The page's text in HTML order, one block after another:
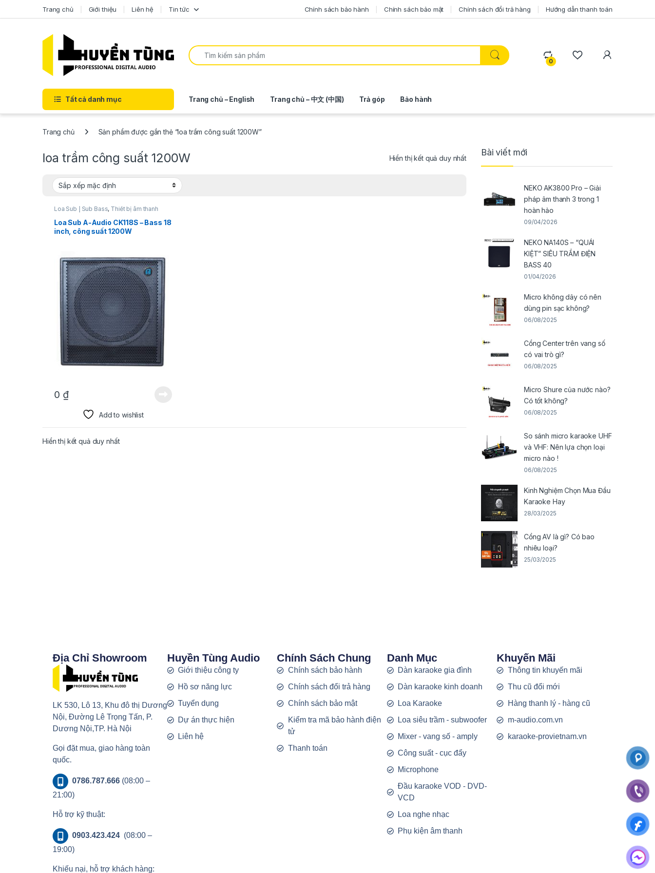
Trang chủ Giới thiệu Liên hệ Tin tức Chính sách bảo hành Chính sách bảo mật Chính sách đổi trả hàng Hướng dẫn thanh toán
0
Tất cả danh mục Trang chủ – English Trang chủ – 中文 (中国) Trả góp Bảo hành
Trang chủ Sản phẩm được gắn thẻ “loa trầm công suất 1200W”
loa trầm công suất 1200W Hiển thị kết quả duy nhất
Loa Sub | Sub Bass, Thiết bị âm thanh
karaoke | KTV
Loa Sub A-Audio CK118S – Bass 18
inch, công suất 1200W
0 ₫
Add to wishlist
Hiển thị kết quả duy nhất
Bài viết mới
NEKO AK3800 Pro – Giải
pháp âm thanh 3 trong 1
hoàn hảo
09/04/2026
NEKO NA140S – “QUÁI
KIỆT” SIÊU TRẦM ĐIỆN
BASS 40
01/04/2026
Micro không dây có nên
dùng pin sạc không?
06/08/2025
Cổng Center trên vang số
có vai trò gì?
06/08/2025
Micro Shure của nước nào?
Có tốt không?
06/08/2025
So sánh micro karaoke UHF
và VHF: Nên lựa chọn loại
micro nào !
06/08/2025
Kinh Nghiệm Chọn Mua Đầu
Karaoke Hay
28/03/2025
Cổng AV là gì? Có bao
nhiêu loại?
25/03/2025
Địa Chỉ Showroom
LK 530, Lô 13, Khu đô thị Dương
Nội, Đường Lê Trọng Tấn, P.
Dương Nội,TP. Hà Nội
Gọi đặt mua, giao hàng toàn
quốc.
0786.787.666(08:00 –
21:00)
Hỗ trợ kỹ thuật:
0903.423.424 (08:00 –
19:00)
Khiếu nại, hỗ trợ khách hàng:
Huyền Tùng Audio
Giới thiệu công ty
Hồ sơ năng lực
Tuyển dụng
Dự án thực hiện
Liên hệ
Chính Sách Chung
Chính sách bảo hành
Chính sách đổi trả hàng
Chính sách bảo mật
Kiểm tra mã bảo hành điện
tử
Thanh toán
Danh Mục
Dàn karaoke gia đình
Dàn karaoke kinh doanh
Loa Karaoke
Loa siêu trầm - subwoofer
Mixer - vang số - amply
Công suất - cục đẩy
Microphone
Đầu karaoke VOD - DVD-
VCD
Loa nghe nhạc
Phụ kiện âm thanh
Khuyến Mãi
Thông tin khuyến mãi
Thu cũ đổi mới
Hàng thanh lý - hàng cũ
m-audio.com.vn
karaoke-provietnam.vn